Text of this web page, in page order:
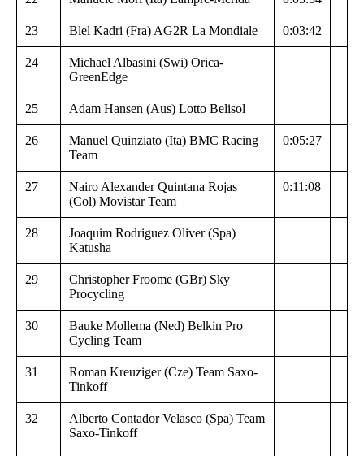
23 Blel Kadri (Fra) AG2R La Mondiale 0:03:42
24
Michael Albasini (Swi) Orica-
GreenEdge
25 Adam Hansen (Aus) Lotto Belisol
26
Manuel Quinziato (Ita) BMC Racing
Team
0:05:27
27
Nairo Alexander Quintana Rojas
(Col) Movistar Team
0:11:08
28
Joaquim Rodriguez Oliver (Spa)
Katusha
29
Christopher Froome (GBr) Sky
Procycling
30
Bauke Mollema (Ned) Belkin Pro
Cycling Team
31
Roman Kreuziger (Cze) Team Saxo-
Tinkoff
32
Alberto Contador Velasco (Spa) Team
Saxo-Tinkoff